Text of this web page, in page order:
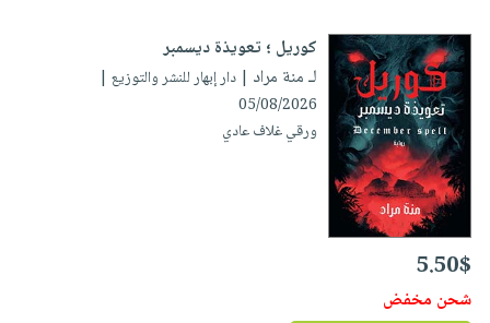
كوريل ؛ تعويذة ديسمبر
لـ منة مراد | دار إبهار للنشر والتوزيع |
05/08/2026
ورقي غلاف عادي
5.50$
شحن مخفض